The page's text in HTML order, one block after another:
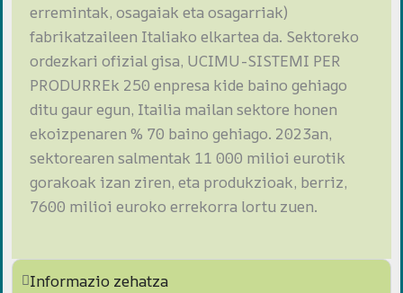
erremintak, osagaiak eta osagarriak)
fabrikatzaileen Italiako elkartea da. Sektoreko
ordezkari ofizial gisa, UCIMU-SISTEMI PER
PRODURREk 250 enpresa kide baino gehiago
ditu gaur egun, Itailia mailan sektore honen
ekoizpenaren % 70 baino gehiago. 2023an,
sektorearen salmentak 11 000 milioi eurotik
gorakoak izan ziren, eta produkzioak, berriz,
7600 milioi euroko errekorra lortu zuen.
Informazio zehatza